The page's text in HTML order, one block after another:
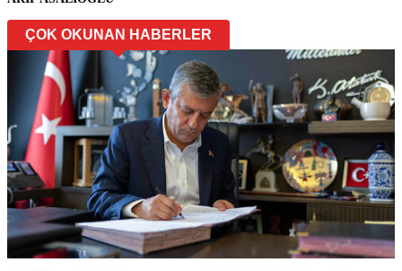
ÇOK OKUNAN HABERLER